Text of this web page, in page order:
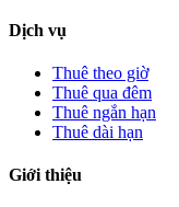
Dịch vụ
Thuê theo giờ
Thuê qua đêm
Thuê ngắn hạn
Thuê dài hạn
Giới thiệu